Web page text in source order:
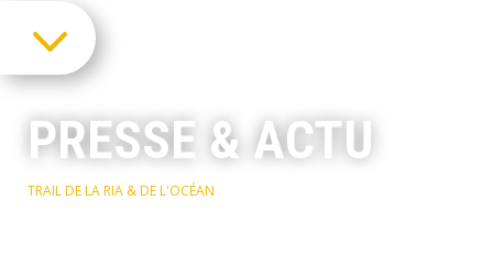
3
PRESSE & ACTU
TRAIL DE LA RIA & DE L'OCÉAN